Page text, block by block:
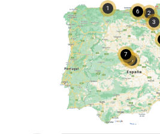
1
2
3
4
5
6
7